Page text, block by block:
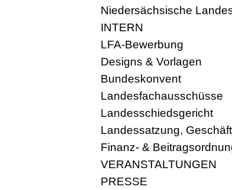
Niedersächsische
INTERN
LFA-Bewerbung
Designs & Vorlagen
Bundeskonvent
Landesfachausschüsse
Landesschiedsgericht
Landessatzung,
Finanz- &
VERANSTALTUNGEN
PRESSE